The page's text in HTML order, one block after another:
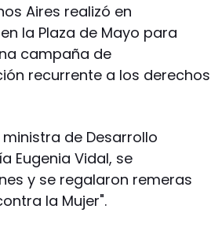
Aires realizó en
la Plaza de Mayo para
campaña de
recurrente a los derechos
de Desarrollo
Eugenia Vidal, se
y se regalaron remeras
la Mujer".